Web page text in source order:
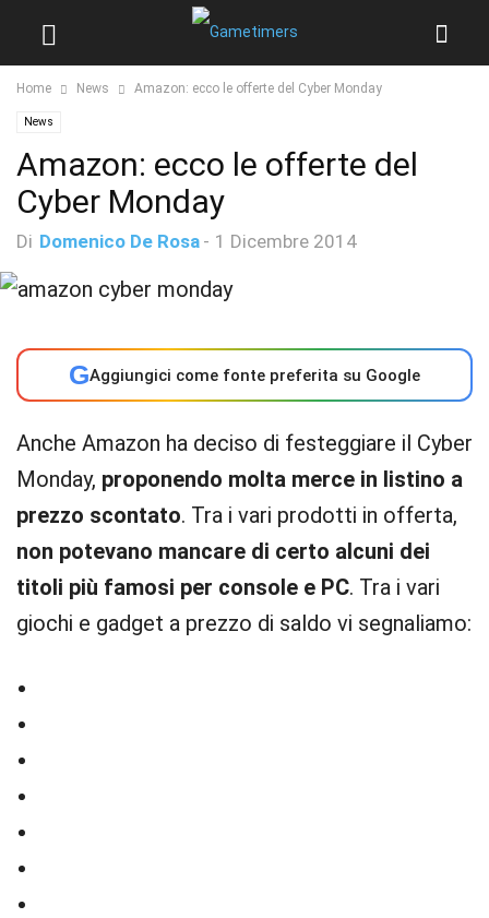
Home News Amazon: ecco le offerte del Cyber Monday
News
Amazon: ecco le offerte del
Cyber Monday
Di Domenico De Rosa - 1 Dicembre 2014
GAggiungici come fonte preferita su Google
Anche Amazon ha deciso di festeggiare il Cyber
Monday, proponendo molta merce in listino a
prezzo scontato. Tra i vari prodotti in offerta,
non potevano mancare di certo alcuni dei
titoli più famosi per console e PC. Tra i vari
giochi e gadget a prezzo di saldo vi segnaliamo: